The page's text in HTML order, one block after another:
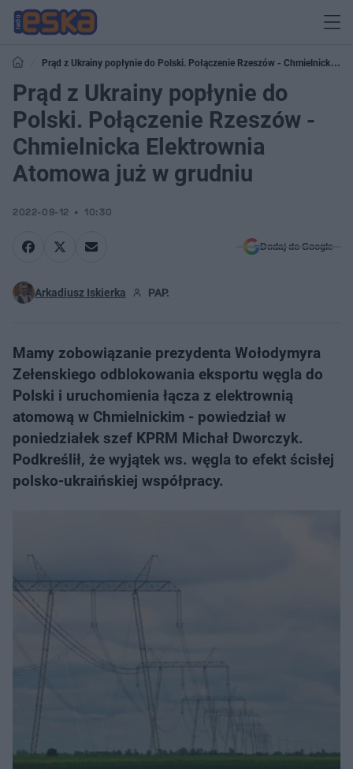
Prąd z Ukrainy popłynie do Polski. Połączenie Rzeszów - Chmielnicka
Elektrownia Atomowa już w grudniu
Prąd z Ukrainy popłynie do
Polski. Połączenie Rzeszów -
Chmielnicka Elektrownia
Atomowa już w grudniu
2022-09-12 10:30
Dodaj do Google
Arkadiusz Iskierka PAP.
Mamy zobowiązanie prezydenta Wołodymyra
Zełenskiego odblokowania eksportu węgla do
Polski i uruchomienia łącza z elektrownią
atomową w Chmielnickim - powiedział w
poniedziałek szef KPRM Michał Dworczyk.
Podkreślił, że wyjątek ws. węgla to efekt ścisłej
polsko-ukraińskiej współpracy.